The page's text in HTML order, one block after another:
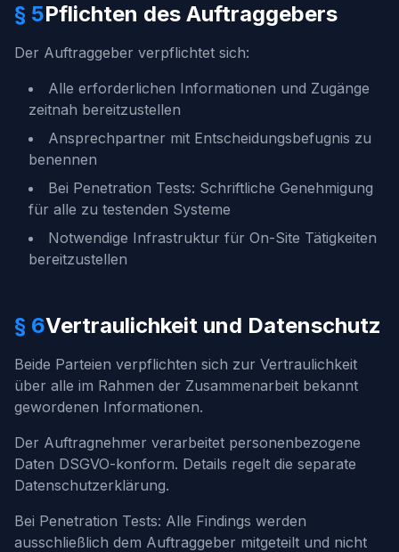
§ 5Pflichten des Auftraggebers
Der Auftraggeber verpflichtet sich:
Alle erforderlichen Informationen und Zugänge
zeitnah bereitzustellen
Ansprechpartner mit Entscheidungsbefugnis zu
benennen
Bei Penetration Tests: Schriftliche Genehmigung
für alle zu testenden Systeme
Notwendige Infrastruktur für On-Site Tätigkeiten
bereitzustellen
§ 6Vertraulichkeit und Datenschutz
Beide Parteien verpflichten sich zur Vertraulichkeit
über alle im Rahmen der Zusammenarbeit bekannt
gewordenen Informationen.
Der Auftragnehmer verarbeitet personenbezogene
Daten DSGVO-konform. Details regelt die separate
Datenschutzerklärung.
Bei Penetration Tests: Alle Findings werden
ausschließlich dem Auftraggeber mitgeteilt und nicht